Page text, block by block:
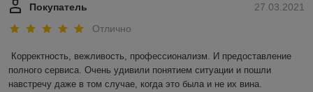
27.03.2021
Покупатель
Отлично
Корректность, вежливость, профессионализм. И предоставление
полного сервиса. Очень удивили понятием ситуации и пошли
навстречу даже в том случае, когда это была и не их вина.